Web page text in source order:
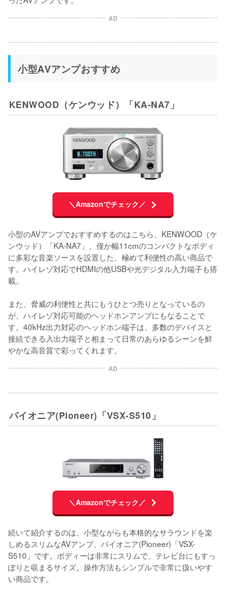
AD
小型AVアンプおすすめ
KENWOOD（ケンウッド）「KA-NA7」
＼Amazonでチェック／
小型のAVアンプでおすすめするのはこちら、KENWOOD（ケ
ンウッド）「KA-NA7」。僅か幅11cmのコンパクトなボディ
に多彩な音楽ソースを設置した、極めて利便性の高い商品で
す。ハイレゾ対応でHDMIの他USBや光デジタル入力端子も搭
載。
また、脅威の利便性と共にもうひとつ売りとなっているの
が、ハイレゾ対応可能のヘッドホンアンプにもなることで
す。40kHz出力対応のヘッドホン端子は、多数のデバイスと
接続できる入出力端子と相まって日常のあらゆるシーンを鮮
やかな高音質で彩ってくれます。
AD
パイオニア(Pioneer)「VSX-S510」
＼Amazonでチェック／
続いて紹介するのは、小型ながらも本格的なサラウンドを楽
しめるスリムなAVアンプ、パイオニア(Pioneer)「VSX-
S510」です。ボディーは非常にスリムで、テレビ台にもすっ
ぽりと収まるサイズ。操作方法もシンプルで非常に扱いやす
い商品です。